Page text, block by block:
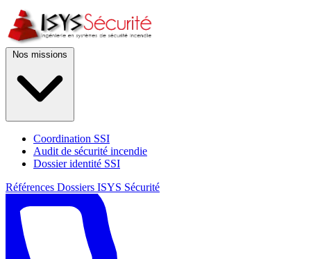
Coordination SSI
Audit de sécurité incendie
Dossier identité SSI
Références Dossiers ISYS Sécurité